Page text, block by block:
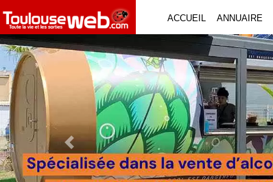
ACCUEIL ANNUAIRE
Previous Slide